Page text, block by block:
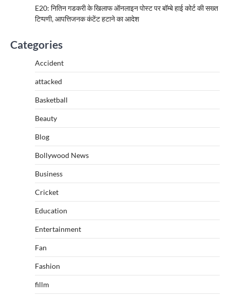
E20: नितिन गडकरी के खिलाफ ऑनलाइन पोस्ट पर बॉम्बे हाई कोर्ट की सख्त
टिप्पणी, आपत्तिजनक कंटेंट हटाने का आदेश
Categories
Accident
attacked
Basketball
Beauty
Blog
Bollywood News
Business
Cricket
Education
Entertainment
Fan
Fashion
fillm